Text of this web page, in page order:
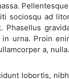
sociosqu ad
Phasellus
in urna. Proin
a,
lobortis,